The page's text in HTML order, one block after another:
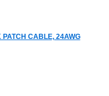
CABLE, 24AWG